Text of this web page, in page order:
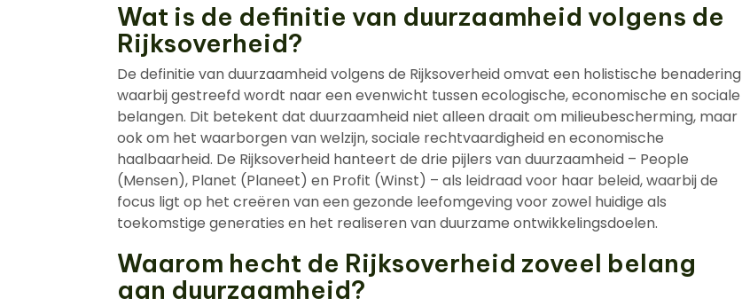
Wat is de definitie van duurzaamheid volgens de
Rijksoverheid?
De definitie van duurzaamheid volgens de Rijksoverheid omvat een holistische benadering
waarbij gestreefd wordt naar een evenwicht tussen ecologische, economische en sociale
belangen. Dit betekent dat duurzaamheid niet alleen draait om milieubescherming, maar
ook om het waarborgen van welzijn, sociale rechtvaardigheid en economische
haalbaarheid. De Rijksoverheid hanteert de drie pijlers van duurzaamheid – People
(Mensen), Planet (Planeet) en Profit (Winst) – als leidraad voor haar beleid, waarbij de
focus ligt op het creëren van een gezonde leefomgeving voor zowel huidige als
toekomstige generaties en het realiseren van duurzame ontwikkelingsdoelen.
Waarom hecht de Rijksoverheid zoveel belang
aan duurzaamheid?